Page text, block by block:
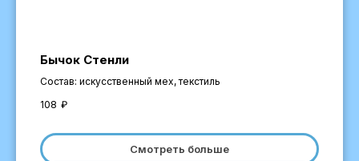
Бычок Стенли
Состав: искусственный мех, текстиль
108 ₽
Смотреть больше